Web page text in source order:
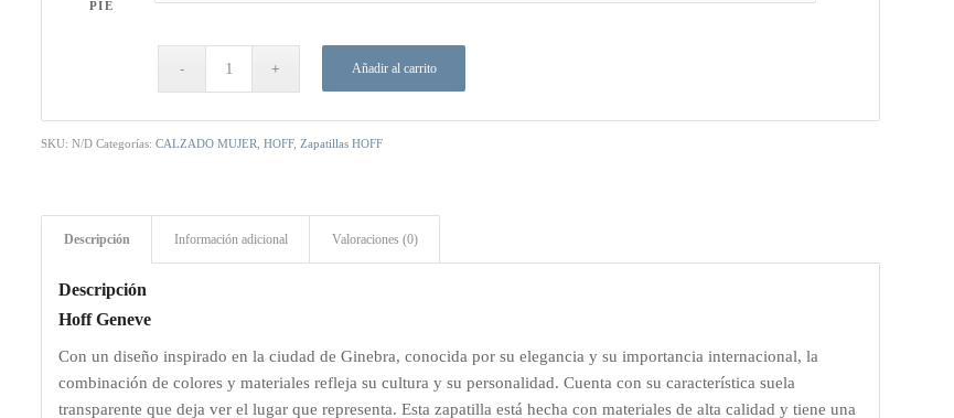
PIE
Añadir al carrito
SKU:N/D Categorías:CALZADO MUJER ,HOFF, Zapatillas HOFF
Descripción Información adicional Valoraciones (0)
Descripción
Hoff Geneve
Con un diseño inspirado en la ciudad de Ginebra, conocida por su elegancia y su importancia internacional, la
combinación de colores y materiales refleja su cultura y su personalidad. Cuenta con su característica suela
transparente que deja ver el lugar que representa. Esta zapatilla está hecha con materiales de alta calidad y tiene una